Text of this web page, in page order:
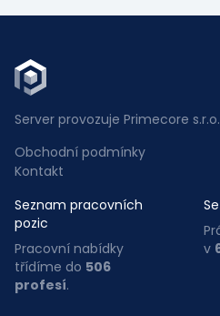
Server provozuje Primecore
Obchodní podmínky
Kontakt
Seznam pracovních
pozic
Pracovní nabídky
třídíme do 506
profesí.
v